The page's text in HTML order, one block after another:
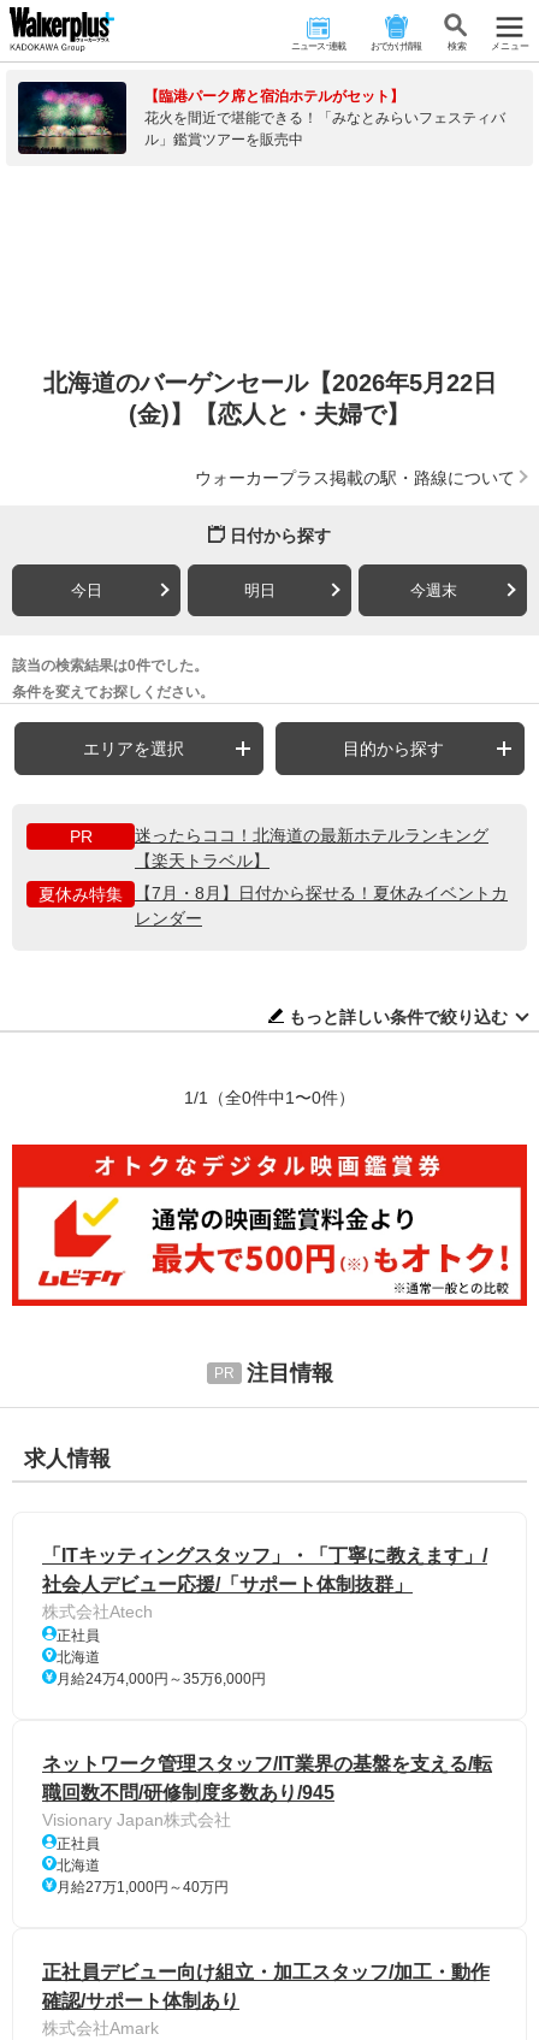
ニュース･連載 おでかけ情報 検 索 メニュー
【臨港パーク席と宿泊ホテルがセット】
花火を間近で堪能できる！「みなとみらいフェスティバ
ル」鑑賞ツアーを販売中
北海道のバーゲンセール【2026年5月22日
(金)】【恋人と・夫婦で】
ウォーカープラス掲載の駅・路線について
日付から探す
今日 明日 今週末
該当の検索結果は0件でした。
条件を変えてお探しください。
エリアを選択 目的から探す
PR
迷ったらココ！北海道の最新ホテルランキング
【楽天トラベル】
夏休み特集
【7月・8月】日付から探せる！夏休みイベントカ
レンダー
もっと詳しい条件で絞り込む
1/1 （全0件中1〜0件）
注目情報
求人情報
「ITキッティングスタッフ」・「丁寧に教えます」/
社会人デビュー応援/「サポート体制抜群」
株式会社Atech
正社員
北海道
月給24万4,000円～35万6,000円
ネットワーク管理スタッフ/IT業界の基盤を支える/転
職回数不問/研修制度多数あり/945
Visionary Japan株式会社
正社員
北海道
月給27万1,000円～40万円
正社員デビュー向け組立・加工スタッフ/加工・動作
確認/サポート体制あり
株式会社Amark